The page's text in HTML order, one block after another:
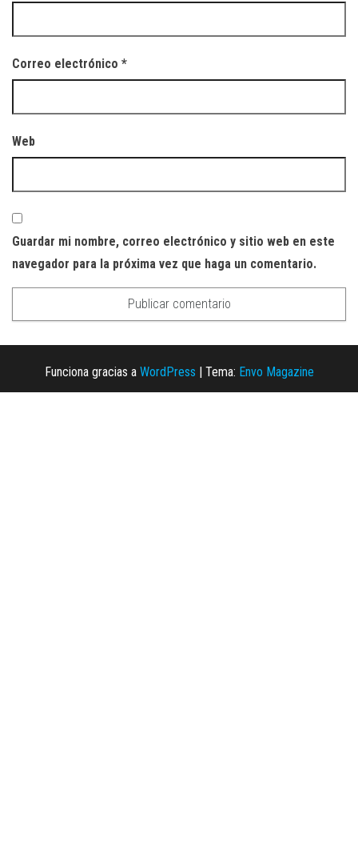
Correo electrónico *
Web
Guardar mi nombre, correo electrónico y sitio web en este
navegador para la próxima vez que haga un comentario.
Funciona gracias a WordPress Tema: Envo Magazine